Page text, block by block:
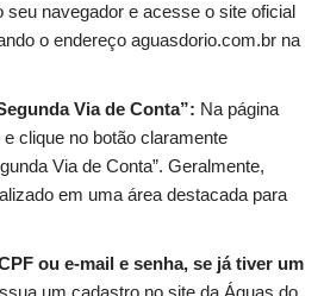
seu navegador e acesse o site oficial
o endereço aguasdorio.com.br na
Via de Conta”: Na página
clique no botão claramente
Via de Conta”. Geralmente,
em uma área destacada para
ou e-mail e senha, se já tiver um
um cadastro no site da Águas do